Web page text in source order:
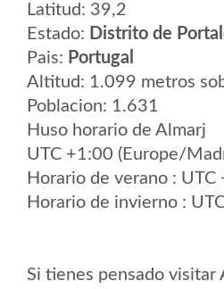
Latitud: 39,2
Estado: Distrito de
Pais: Portugal
Altitud: 1.099 metros
Poblacion: 1.631
Huso horario de Almarj
UTC +1:00 (Europe/
Horario de verano : UTC
Horario de invierno :
Si tienes pensado visitar